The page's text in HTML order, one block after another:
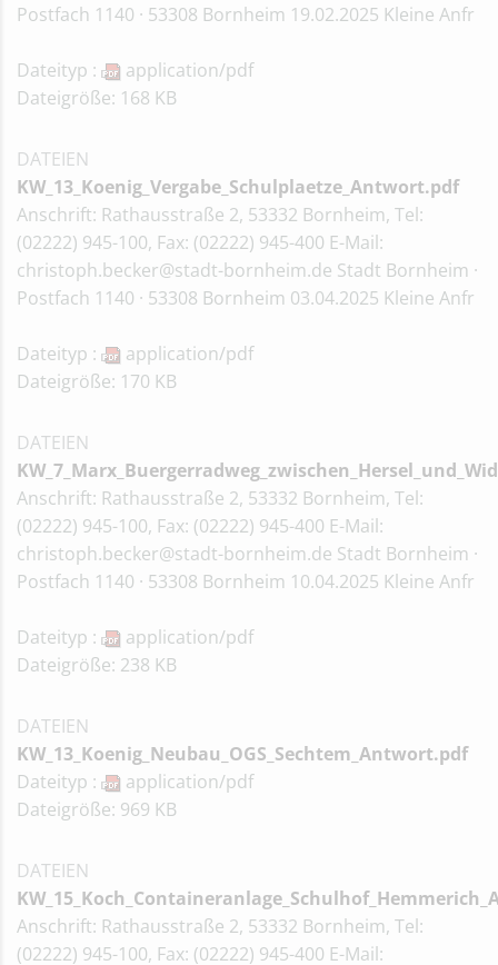
Postfach 1140 · 53308 Bornheim 19.02.2025 Kleine Anfr
Dateityp :
application/pdf
Dateigröße: 168 KB
DATEIEN
KW_13_Koenig_Vergabe_Schulplaetze_Antwort.pdf
Anschrift: Rathausstraße 2, 53332 Bornheim, Tel:
(02222) 945-100, Fax: (02222) 945-400 E-Mail:
christoph.becker@stadt-bornheim.de Stadt Bornheim ·
Postfach 1140 · 53308 Bornheim 03.04.2025 Kleine Anfr
Dateityp :
application/pdf
Dateigröße: 170 KB
DATEIEN
Anschrift: Rathausstraße 2, 53332 Bornheim, Tel:
(02222) 945-100, Fax: (02222) 945-400 E-Mail:
christoph.becker@stadt-bornheim.de Stadt Bornheim ·
Postfach 1140 · 53308 Bornheim 10.04.2025 Kleine Anfr
Dateityp :
application/pdf
Dateigröße: 238 KB
DATEIEN
KW_13_Koenig_Neubau_OGS_Sechtem_Antwort.pdf
Dateityp :
application/pdf
Dateigröße: 969 KB
DATEIEN
Anschrift: Rathausstraße 2, 53332 Bornheim, Tel:
(02222) 945-100, Fax: (02222) 945-400 E-Mail: